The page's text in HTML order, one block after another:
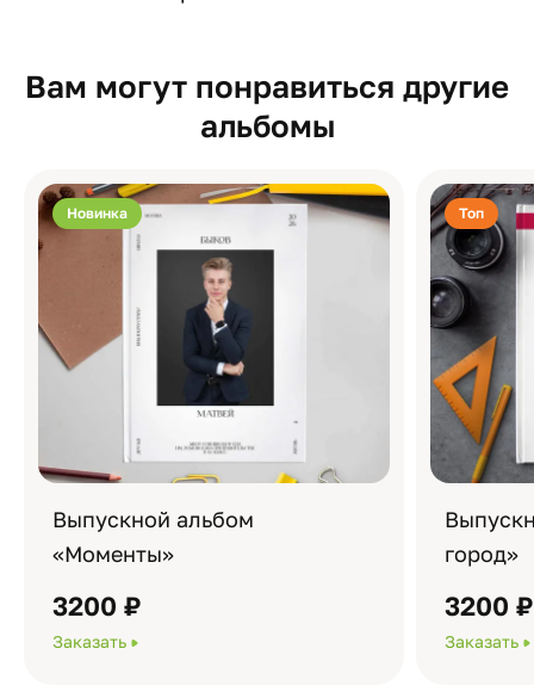
Вам могут понравиться другие
альбомы
Новинка
Выпускной альбом
«Моменты»
3200 ₽
Заказать
Топ
город»
3200 ₽
Заказать